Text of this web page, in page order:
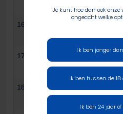
16
17 Ruben Pleijster
18 Louis Salter
Je kunt hoe dan ook onze
ongeacht welke
Ik ben jonger
Ik ben tussen de
Ik ben 24 jaar